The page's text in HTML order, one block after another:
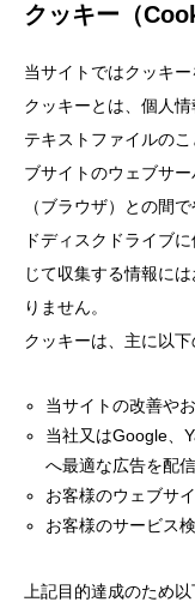
クッキー（
当サイトではクッキ
クッキーとは、個人
テキストファイルの
ブサイトのウェブサ
（ブラウザ）との間
ドディスクドライブ
じて収集する情報に
りません。
クッキーは、主に以下
当サイトの改善や
当社又はGoogle、
へ最適な広告を配信
お客様のウェブサ
お客様のサービス
上記目的達成のため